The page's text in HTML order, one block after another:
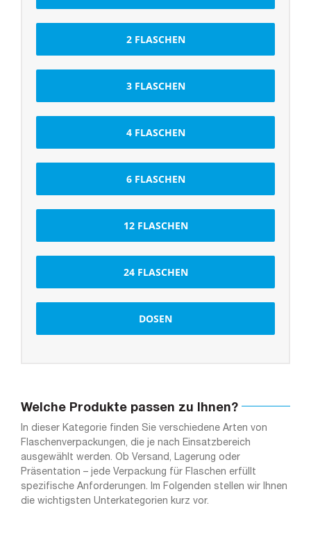
2 FLASCHEN
3 FLASCHEN
4 FLASCHEN
6 FLASCHEN
12 FLASCHEN
24 FLASCHEN
DOSEN
Welche Produkte passen zu Ihnen?
In dieser Kategorie finden Sie verschiedene Arten von
Flaschenverpackungen, die je nach Einsatzbereich
ausgewählt werden. Ob Versand, Lagerung oder
Präsentation – jede Verpackung für Flaschen erfüllt
spezifische Anforderungen. Im Folgenden stellen wir Ihnen
die wichtigsten Unterkategorien kurz vor.